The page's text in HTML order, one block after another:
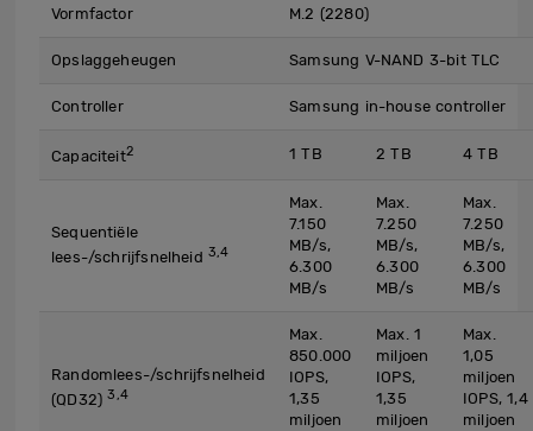
Vormfactor M.2 (2280)
Opslaggeheugen Samsung V-NAND 3-bit TLC
Controller Samsung in-house controller
Capaciteit2 1 TB 2 TB 4 TB
Sequentiële
lees-/schrijfsnelheid3,4
Max.
7.150
MB/s,
6.300
MB/s
Max.
7.250
MB/s,
6.300
MB/s
Max.
7.250
MB/s,
6.300
MB/s
Randomlees-/schrijfsnelheid
(QD32)3,4
Max.
850.000
IOPS,
1,35
miljoen
Max. 1
miljoen
IOPS,
1,35
miljoen
Max.
1,05
miljoen
IOPS, 1,4
miljoen